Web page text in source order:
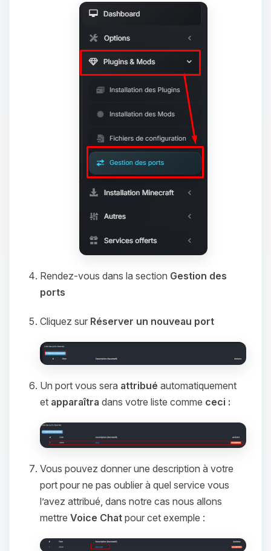
Rendez-vous dans la section Gestion des
ports
Cliquez sur Réserver un nouveau port
Un port vous sera attribué automatiquement
et apparaîtra dans votre liste comme ceci :
Vous pouvez donner une description à votre
port pour ne pas oublier à quel service vous
l’avez attribué, dans notre cas nous allons
mettre Voice Chat pour cet exemple :